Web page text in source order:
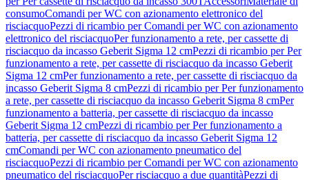
consumoComandi per WC con azionamento elettronico del
risciacquoPezzi di ricambio per Comandi per WC con azionamento
elettronico del risciacquoPer funzionamento a rete, per cassette di
risciacquo da incasso Geberit Sigma 12 cmPezzi di ricambio per Per
funzionamento a rete, per cassette di risciacquo da incasso Geberit
Sigma 12 cmPer funzionamento a rete, per cassette di risciacquo da
incasso Geberit Sigma 8 cmPezzi di ricambio per Per funzionamento
a rete, per cassette di risciacquo da incasso Geberit Sigma 8 cmPer
funzionamento a batteria, per cassette di risciacquo da incasso
Geberit Sigma 12 cmPezzi di ricambio per Per funzionamento a
batteria, per cassette di risciacquo da incasso Geberit Sigma 12
cmComandi per WC con azionamento pneumatico del
risciacquoPezzi di ricambio per Comandi per WC con azionamento
pneumatico del risciacquoPer risciacquo a due quantitàPezzi di